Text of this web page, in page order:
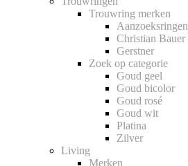
Trouwring merken
Aanzoeksringen
Christian Bauer
Gerstner
Zoek op categorie
Goud geel
Goud bicolor
Goud rosé
Goud wit
Platina
Zilver
Living
Merken